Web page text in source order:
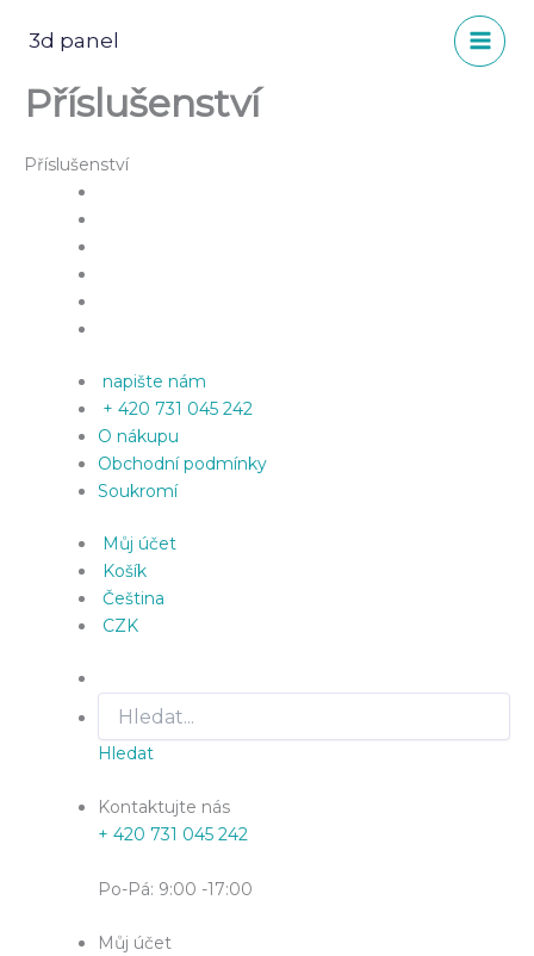
3d panel
Příslušenství
Příslušenství
napište nám
+ 420 731 045 242
O nákupu
Obchodní podmínky
Soukromí
Můj účet
Košík
Čeština
CZK
Hledat
Kontaktujte nás
+ 420 731 045 242
Po-Pá: 9:00 -17:00
Můj účet